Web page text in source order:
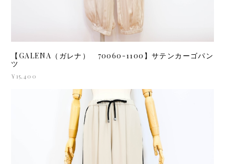
【GALENA（ガレナ） 70060-1100】サテンカーゴパン
ツ
¥15,400